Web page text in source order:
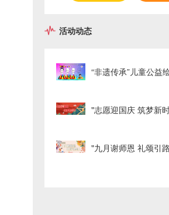
活动动态
“非遗传承”儿童公益
"志愿迎国庆 筑梦新
"九月谢师恩 礼颂引